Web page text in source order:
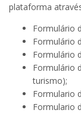
plataforma
Formulário
Formulário
Formulário
Formulário
turismo);
Formulario
Formulario